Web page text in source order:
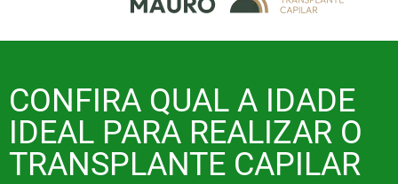
CONFIRA QUAL A IDADE
IDEAL PARA REALIZAR O
TRANSPLANTE CAPILAR